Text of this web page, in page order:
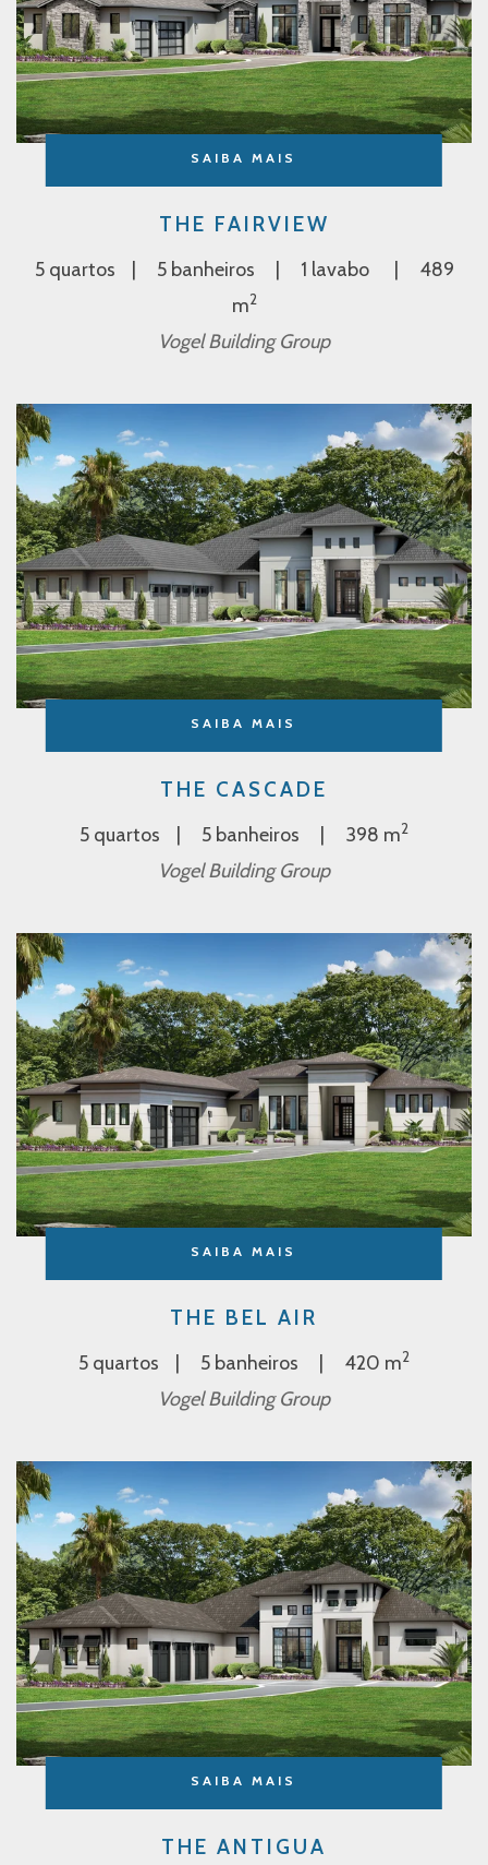
SAIBA MAIS
THE ANTIGUA
SAIBA MAIS
THE BEL AIR
5 quartos 5 banheiros 420 m2
Vogel Building Group
SAIBA MAIS
THE CASCADE
5 quartos 5 banheiros 398 m2
Vogel Building Group
SAIBA MAIS
THE FAIRVIEW
5 quartos 5 banheiros 1 lavabo
489
m2
Vogel Building Group